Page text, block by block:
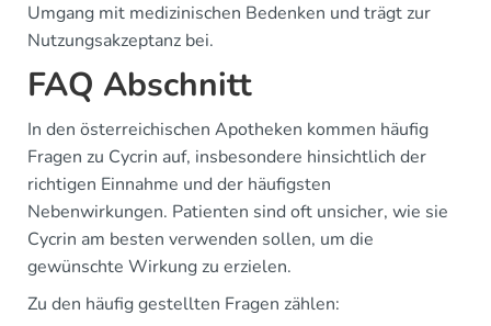
Umgang mit medizinischen Bedenken und trägt zur
Nutzungsakzeptanz bei.
FAQ Abschnitt
In den österreichischen Apotheken kommen häufig
Fragen zu Cycrin auf, insbesondere hinsichtlich der
richtigen Einnahme und der häufigsten
Nebenwirkungen. Patienten sind oft unsicher, wie sie
Cycrin am besten verwenden sollen, um die
gewünschte Wirkung zu erzielen.
Zu den häufig gestellten Fragen zählen: